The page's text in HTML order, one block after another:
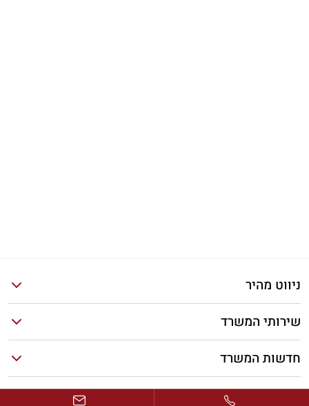
ניווט מהיר
שירותי המשרד
חדשות המשרד
מאמרים אחרונים